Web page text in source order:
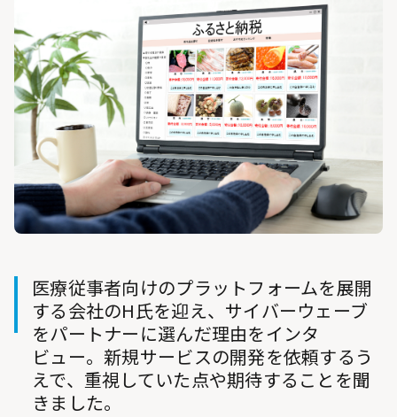
医療従事者向けのプラットフォームを展開
する会社のH氏を迎え、サイバーウェーブ
をパートナーに選んだ理由をインタ
ビュー。新規サービスの開発を依頼するう
えで、重視していた点や期待することを聞
きました。